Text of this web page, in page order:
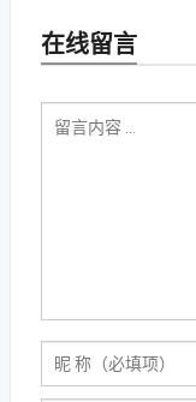
在线留言